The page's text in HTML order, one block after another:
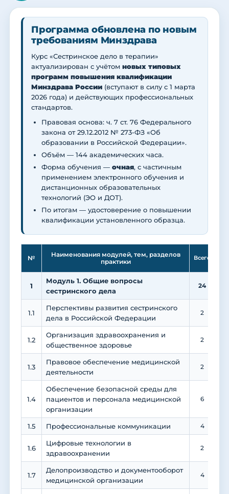
Программа обновлена по новым
требованиям Минздрава
Курс «Сестринское дело в терапии»
актуализирован с учётом новых типовых
программ повышения квалификации
Минздрава России (вступают в силу с 1 марта
2026 года) и действующих профессиональных
стандартов.
Правовая основа: ч. 7 ст. 76 Федерального
закона от 29.12.2012 № 273-ФЗ «Об
образовании в Российской Федерации».
Объём — 144 академических часа.
Форма обучения — очная, с частичным
применением электронного обучения и
дистанционных образовательных
технологий (ЭО и ДОТ).
По итогам — удостоверение о повышении
квалификации установленного образца.
№
Наименования модулей, тем, разделов
практики
Всего
1
Модуль 1. Общие вопросы
сестринского дела
24
1.1
Перспективы развития сестринского
дела в Российской Федерации
2
1.2
Организация здравоохранения и
общественное здоровье
2
1.3
Правовое обеспечение медицинской
деятельности
2
1.4
Обеспечение безопасной среды для
пациентов и персонала медицинской
организации
6
1.5 Профессиональные коммуникации 4
1.6
Цифровые технологии в
здравоохранении
2
1.7
Делопроизводство и документооборот
медицинской организации
4